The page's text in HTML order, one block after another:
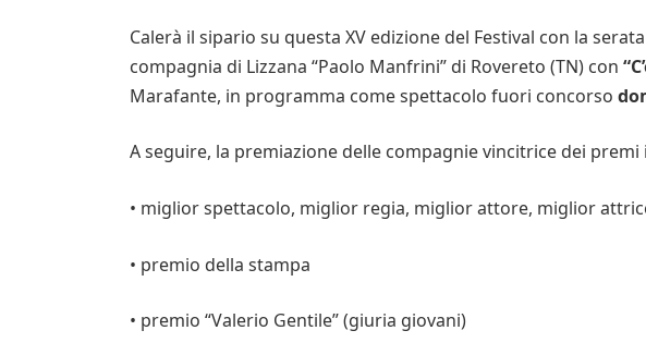
Calerà il sipario su questa XV edizione del Festival con la
compagnia di Lizzana “Paolo Manfrini” di Rovereto (TN) con
Marafante, in programma come spettacolo fuori concorso
A seguire, la premiazione delle compagnie vincitrice dei premi
• miglior spettacolo, miglior regia, miglior attore, miglior
• premio della stampa
• premio “Valerio Gentile” (giuria giovani)